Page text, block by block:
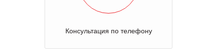
Консультация по телефону